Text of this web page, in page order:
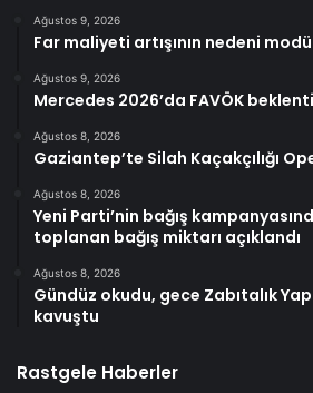
Ağustos 9, 2026
Far maliyeti artışının nedeni
Ağustos 9, 2026
Mercedes 2026’da FAVÖK
Ağustos 8, 2026
Gaziantep’te Silah Kaçakçılığı
Ağustos 8, 2026
Yeni Parti’nin bağış
toplanan bağış miktarı açıklandı
Ağustos 8, 2026
Gündüz okudu, gece Zabıtalık
kavuştu
Rastgele Haberler